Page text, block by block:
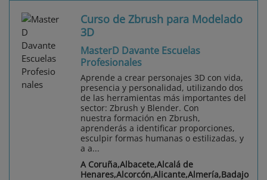
Curso de Zbrush para Modelado
3D
MasterD Davante Escuelas
Profesionales
Aprende a crear personajes 3D con vida,
presencia y personalidad, utilizando dos
de las herramientas más importantes del
sector: Zbrush y Blender. Con
nuestra formación en Zbrush,
aprenderás a identificar proporciones,
esculpir formas humanas o estilizadas, y
a a...
A Coruña,Albacete,Alcalá de
Henares,Alcorcón,Alicante,Almería,Badajo